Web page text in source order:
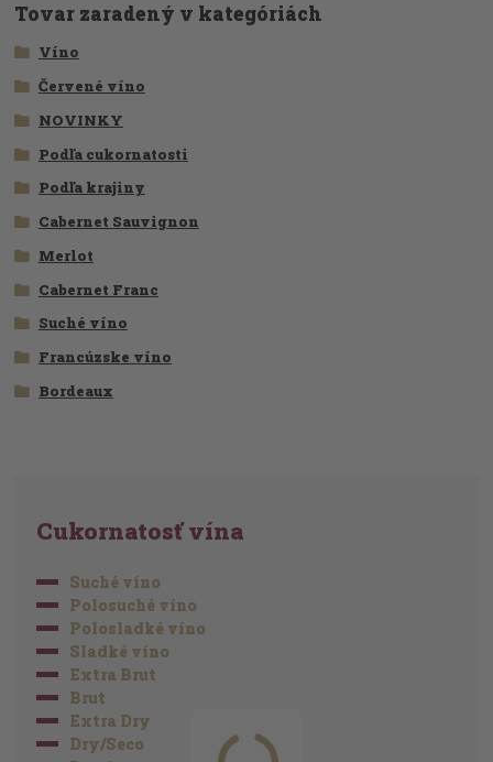
Tovar zaradený v kategóriách
Víno
Červené víno
NOVINKY
Podľa cukornatosti
Podľa krajiny
Cabernet Sauvignon
Merlot
Cabernet Franc
Suché víno
Francúzske víno
Bordeaux
Cukornatosť vína
Suché víno
Polosuché víno
Polosladké víno
Sladké víno
Extra Brut
Brut
Extra Dry
Dry/Seco